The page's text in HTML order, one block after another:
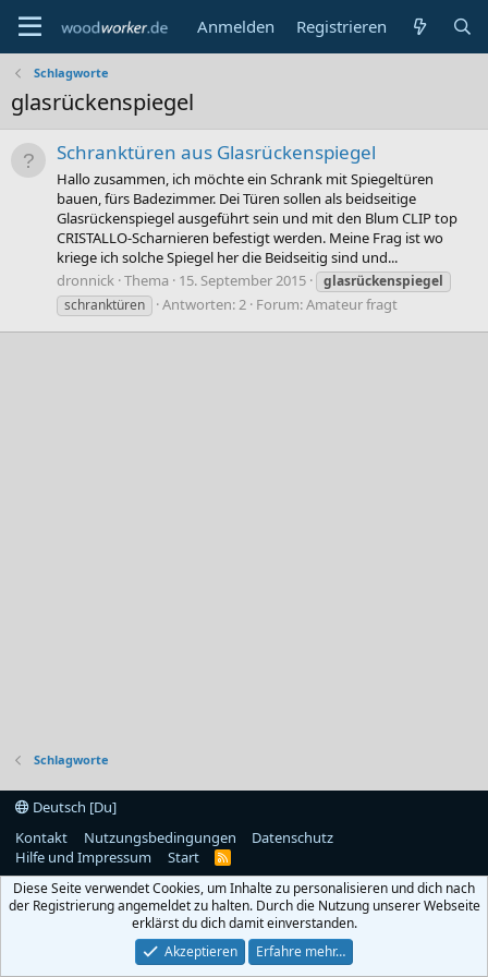
Anmelden Registrieren
Schlagworte
glasrückenspiegel
Schranktüren aus Glasrückenspiegel
Hallo zusammen, ich möchte ein Schrank mit Spiegeltüren
bauen, fürs Badezimmer. Dei Türen sollen als beidseitige
Glasrückenspiegel ausgeführt sein und mit den Blum CLIP top
CRISTALLO-Scharnieren befestigt werden. Meine Frag ist wo
kriege ich solche Spiegel her die Beidseitig sind und...
dronnick Thema 15. September 2015
glasrückenspiegel
schranktüren
Antworten: 2 Forum:Amateur fragt
Schlagworte
Deutsch [Du]
Kontakt
Nutzungsbedingungen
Datenschutz
Hilfe und Impressum
Start
R
S
Diese Seite verwendet Cookies, um Inhalte zu personalisieren und dich nach
der Registrierung angemeldet zu halten. Durch die Nutzung unserer Webseite
erklärst du dich damit einverstanden.
Akzeptieren
Erfahre mehr…